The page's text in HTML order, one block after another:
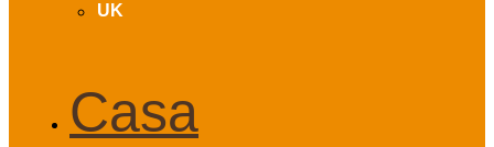
UK
Casa